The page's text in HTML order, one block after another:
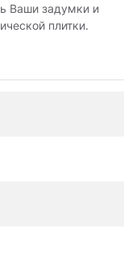
Ваши задумки и
плитки.